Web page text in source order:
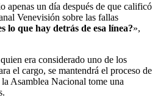
apenas un día después de que calificó
Venevisión sobre las fallas
lo que hay detrás de esa línea?»,
era considerado uno de los
el cargo, se mantendrá el proceso de
Asamblea Nacional tome una